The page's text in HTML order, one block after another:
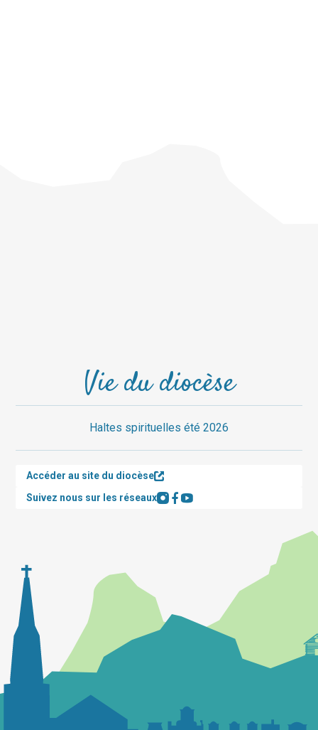
Vie du diocèse
Haltes spirituelles été 2026
Accéder au site du diocèse
Suivez nous sur les réseaux